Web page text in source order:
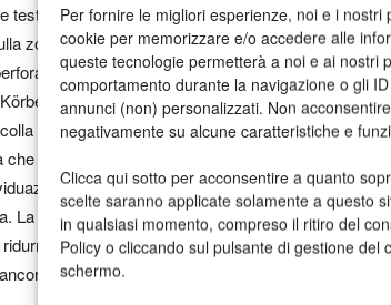
Per fornire le migliori esperienze, noi e i
cookie per memorizzare e/o accedere alle
queste tecnologie permetterà a noi e ai nostri
comportamento durante la navigazione o gli
annunci (non) personalizzati. Non
negativamente su alcune caratteristiche e
Clicca qui sotto per acconsentire a quanto
scelte saranno applicate solamente a questo
in qualsiasi momento, compreso il ritiro del
Policy o cliccando sul pulsante di gestione del
schermo.
testato nell’R&D della divisione packaging di
zona di svolgitura della bobina nella
attraversa un doppio passaggio
risiede proprio in questo: l’encoder mette in
da parte degli ugelli. L’innovazione tecnologica è
si svolge fino a una velocità di 200 fogli al minuto,
dei punti di applicazione esatti, evitando
La capacità di dettare la quantità necessaria di
al minimo gli sprechi e garantire prodotti più
più eco-friendly.